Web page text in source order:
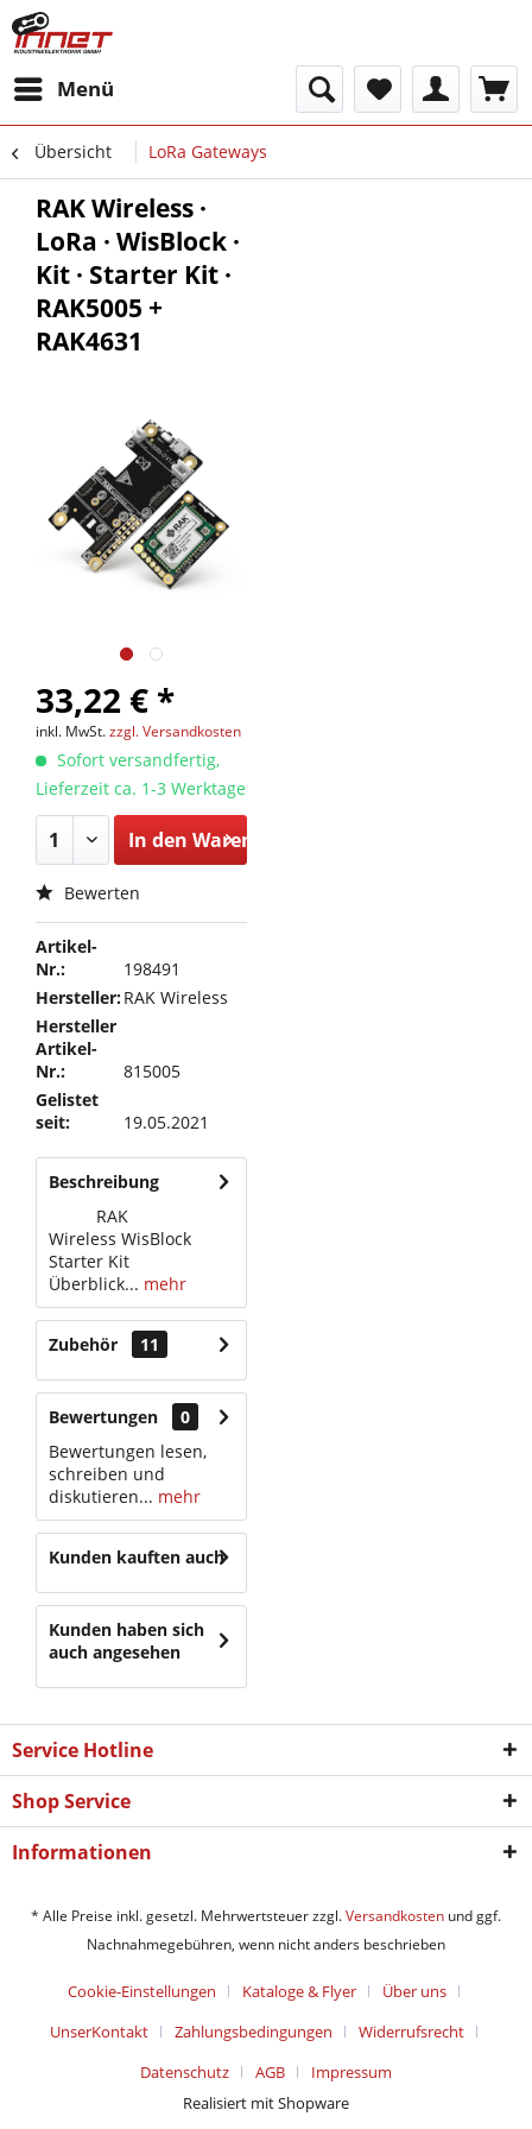
Menü
Übersicht LoRa Gateways
RAK Wireless ·
LoRa · WisBlock ·
Kit · Starter Kit ·
RAK5005 +
RAK4631
33,22 € *
inkl. MwSt.zzgl. Versandkosten
Sofort versandfertig,
Lieferzeit ca. 1-3 Werktage
In den Warenkorb
Bewerten
Artikel-
Nr.:
198491
Hersteller:RAK Wireless
Hersteller
Artikel-
Nr.:
815005
Gelistet
seit:
19.05.2021
Beschreibung
RAK
Wireless WisBlock
Starter Kit
Überblick... mehr
Zubehör 11
Bewertungen
0
Bewertungen lesen,
schreiben und
diskutieren... mehr
Kunden kauften auch
Kunden haben sich
auch angesehen
Service Hotline
Shop Service
Informationen
* Alle Preise inkl. gesetzl. Mehrwertsteuer zzgl.Versandkosten und ggf.
Nachnahmegebühren, wenn nicht anders beschrieben
Cookie-Einstellungen Kataloge & Flyer
Über uns
UnserKontakt
Zahlungsbedingungen
Widerrufsrecht
Datenschutz
AGB
Impressum
Realisiert mit Shopware